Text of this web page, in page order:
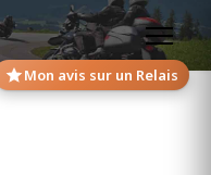
Mon avis sur un Relais